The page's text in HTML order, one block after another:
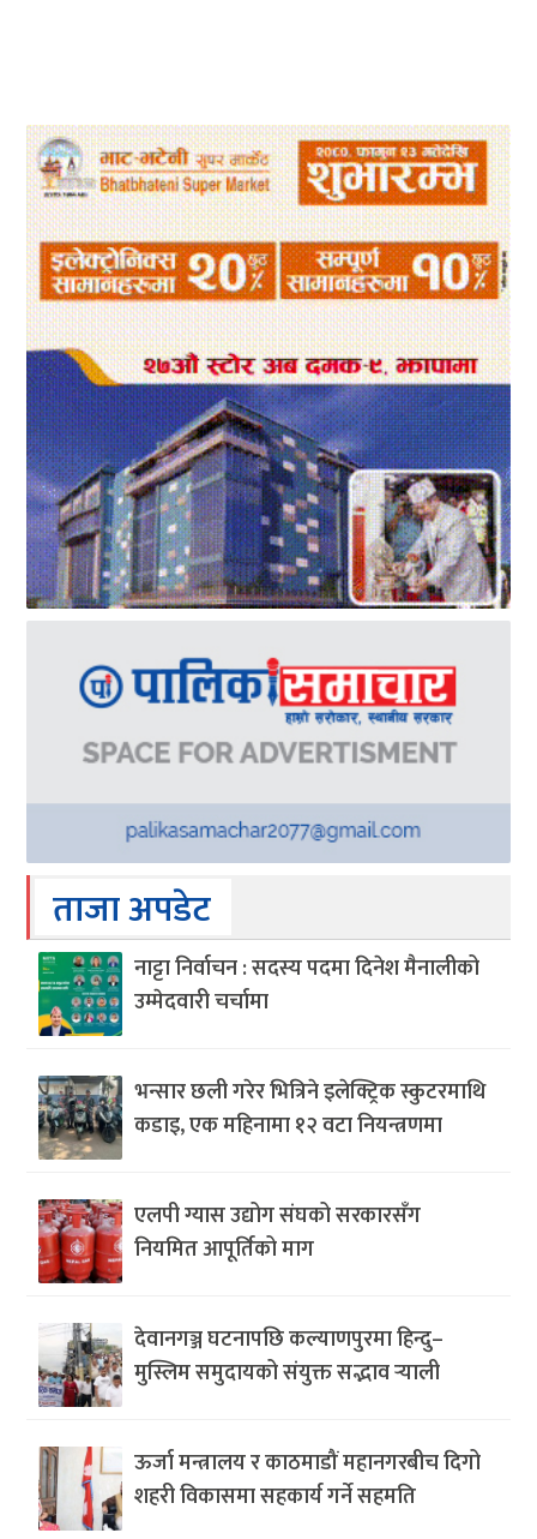
ताजा अपडेट
नाट्टा निर्वाचन : सदस्य पदमा दिनेश मैनालीको
उम्मेदवारी चर्चामा
भन्सार छली गरेर भित्रिने इलेक्ट्रिक स्कुटरमाथि
कडाइ, एक महिनामा १२ वटा नियन्त्रणमा
एलपी ग्यास उद्योग संघको सरकारसँग
नियमित आपूर्तिको माग
देवानगञ्ज घटनापछि कल्याणपुरमा हिन्दु–
मुस्लिम समुदायको संयुक्त सद्भाव र्‍याली
ऊर्जा मन्त्रालय र काठमाडौं महानगरबीच दिगो
शहरी विकासमा सहकार्य गर्ने सहमति